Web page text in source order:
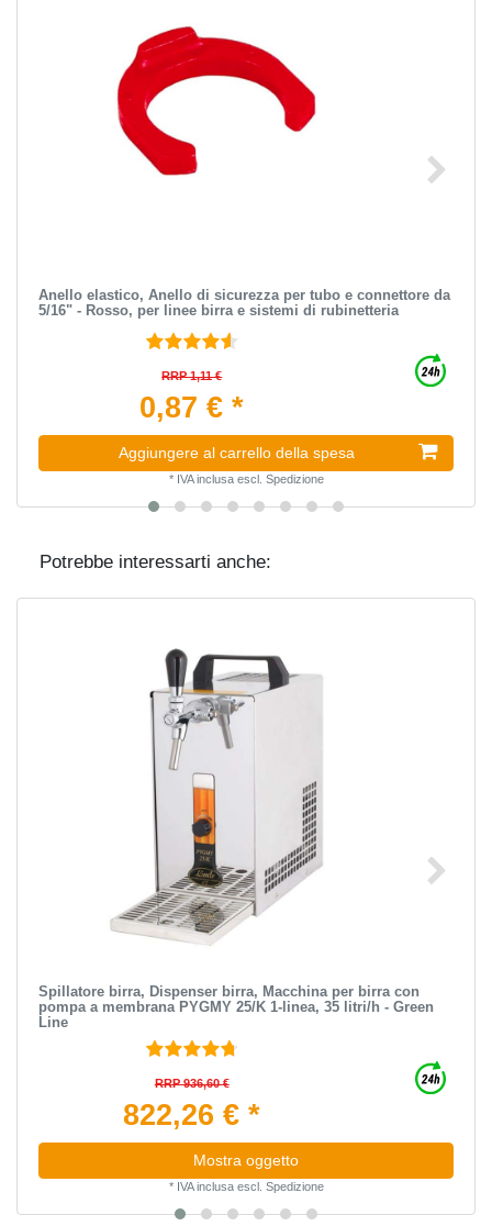
Anello elastico, Anello di sicurezza per tubo e connettore da
5/16" - Rosso, per linee birra e sistemi di rubinetteria
RRP 1,11 €
0,87 € *
Aggiungere al carrello della spesa
* IVA inclusaescl. Spedizione
Potrebbe interessarti anche:
Spillatore birra, Dispenser birra, Macchina per birra con
pompa a membrana PYGMY 25/K 1-linea, 35 litri/h - Green
Line
RRP 936,60 €
822,26 € *
Mostra oggetto
* IVA inclusaescl. Spedizione